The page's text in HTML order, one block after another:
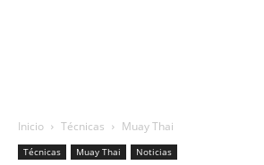
Inicio Técnicas Muay Thai
Técnicas Muay Thai Noticias